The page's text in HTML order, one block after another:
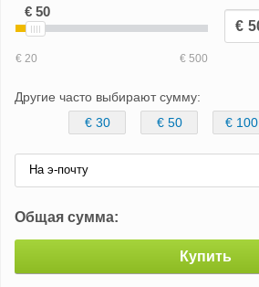
Другие часто выбирают сумму:
€ 30
€ 50 € 100
На э-почту
Общая сумма:
Купить